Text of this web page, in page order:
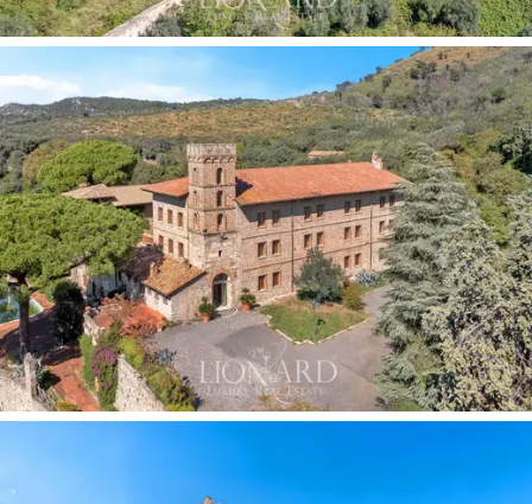
casteloque mais tarde foi restaurado. Construída
sobre as ruínas da vila do poeta latinoCatulo,esta
propriedade foi mais tarde administrada pormonges
olivetanosantes de se tornar a residência de verão da
família principescaMáximono século XVI. Sua
arquitetura reflete o charme medieval com toques
rústicos que tornam cada canto impregnado de história.
Os salõesdo hotel, como oSalão do Casteloe o
Claustro dos Monges, podem receber eventos para
até300 pessoas, oferecendo uma atmosfera
charmosa e prestigiosa.Tetos afrescos, painéis de
madeira e pisos de mármore antigoscombinam com